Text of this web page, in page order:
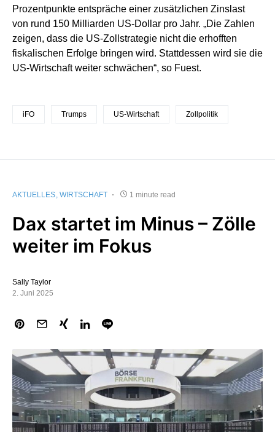
Prozentpunkte entspräche einer zusätzlichen Zinslast
von rund 150 Milliarden US-Dollar pro Jahr. „Die Zahlen
zeigen, dass die US-Zollstrategie nicht die erhofften
fiskalischen Erfolge bringen wird. Stattdessen wird sie die
US-Wirtschaft weiter schwächen“, so Fuest.
iFO Trumps US-Wirtschaft Zollpolitik
AKTUELLES WIRTSCHAFT 1 minute read
Dax startet im Minus – Zölle
weiter im Fokus
Sally Taylor
2. Juni 2025